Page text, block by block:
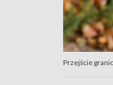
Przejście